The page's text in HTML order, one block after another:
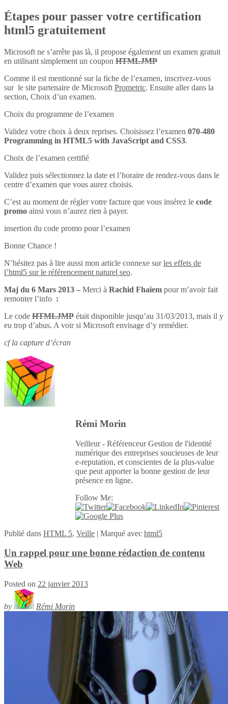
Étapes pour passer votre certification
html5 gratuitement
Microsoft ne s’arrête pas là, il propose également un examen gratuit
en utilisant simplement un coupon HTMLJMP
Comme il est mentionné sur la fiche de l’examen, inscrivez-vous
sur le site partenaire de Microsoft Prometric. Ensuite aller dans la
section, Choix d’un examen.
Choix du programme de l’examen
Validez votre choix à deux reprises. Choisissez l’examen 070-480
Programming in HTML5 with JavaScript and CSS3.
Choix de l’examen certifié
Validez puis sélectionnez la date et l’horaire de rendez-vous dans le
centre d’examen que vous aurez choisis.
C’est au moment de régler votre facture que vous insérez le code
promo ainsi vous n’aurez rien à payer.
insertion du code promo pour l’examen
Bonne Chance !
N’hésitez pas à lire aussi mon article connexe surles effets de
l’html5 sur le référencement naturel seo.
Maj du 6 Mars 2013 – Merci à Rachid Fhaiem pour m’avoir fait
remonter l’info :
Le code HTMLJMP était disponible jusqu’au 31/03/2013, mais il y
eu trop d’abus. A voir si Microsoft envisage d’y remédier.
cf la capture d’écran
Rémi Morin
Veilleur - Référenceur Gestion de l'identité
numérique des entreprises soucieuses de leur
e-reputation, et conscientes de la plus-value
que peut apporter la bonne gestion de leur
présence en ligne.
Follow Me:
Publié dans HTML 5, Veille | Marqué avec html5
Un rappel pour une bonne rédaction de contenu
Web
Posted on 22 janvier 2013
by Rémi Morin